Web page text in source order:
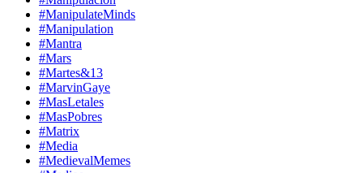
#ManipulateMinds
#Manipulation
#Mantra
#Mars
#Martes&13
#MarvinGaye
#MasLetales
#MasPobres
#Matrix
#Media
#MedievalMemes